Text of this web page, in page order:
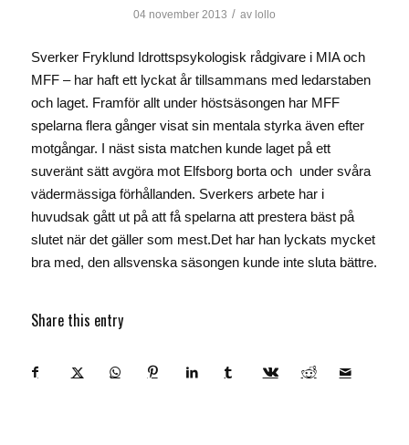
04 november 2013 / av lollo
Sverker Fryklund Idrottspsykologisk rådgivare i MIA och
MFF – har haft ett lyckat år tillsammans med ledarstaben
och laget. Framför allt under höstsäsongen har MFF
spelarna flera gånger visat sin mentala styrka även efter
motgångar. I näst sista matchen kunde laget på ett
suveränt sätt avgöra mot Elfsborg borta och under svåra
vädermässiga förhållanden. Sverkers arbete har i
huvudsak gått ut på att få spelarna att prestera bäst på
slutet när det gäller som mest.Det har han lyckats mycket
bra med, den allsvenska säsongen kunde inte sluta bättre.
Share this entry